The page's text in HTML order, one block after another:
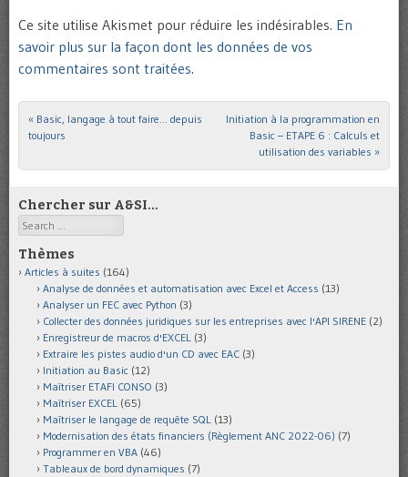
Ce site utilise Akismet pour réduire les indésirables. En
savoir plus sur la façon dont les données de vos
commentaires sont traitées.
Post navigation
« Basic, langage à tout faire… depuis
toujours
Initiation à la programmation en
Basic – ETAPE 6 : Calculs et
utilisation des variables »
Chercher sur A&SI…
Search
Thèmes
Articles à suites (164)
Analyse de données et automatisation avec Excel et Access (13)
Analyser un FEC avec Python (3)
Collecter des données juridiques sur les entreprises avec l'API SIRENE (2)
Enregistreur de macros d'EXCEL (3)
Extraire les pistes audio d'un CD avec EAC (3)
Initiation au Basic (12)
Maîtriser ETAFI CONSO (3)
Maîtriser EXCEL (65)
Maîtriser le langage de requête SQL (13)
Modernisation des états financiers (Règlement ANC 2022-06) (7)
Programmer en VBA (46)
Tableaux de bord dynamiques (7)